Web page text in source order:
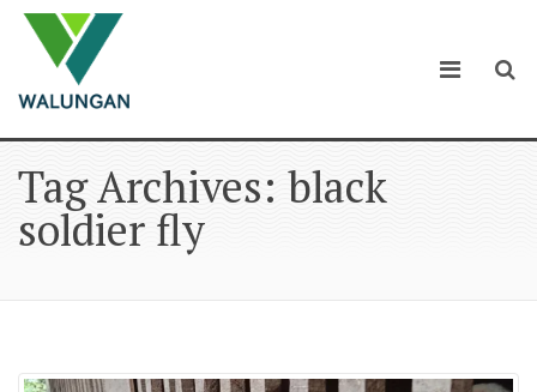
Tag Archives: black
soldier fly